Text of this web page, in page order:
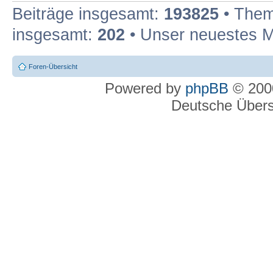
Beiträge insgesamt: 193825 •
insgesamt: 202 • Unser neuestes
Foren-Übersicht
Powered by phpBB ©
Deutsche